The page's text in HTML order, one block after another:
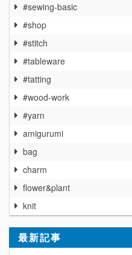
#sewing-basic
#shop
#stitch
#tableware
#tatting
#wood-work
#yarn
amigurumi
bag
charm
flower&plant
knit
最新記事